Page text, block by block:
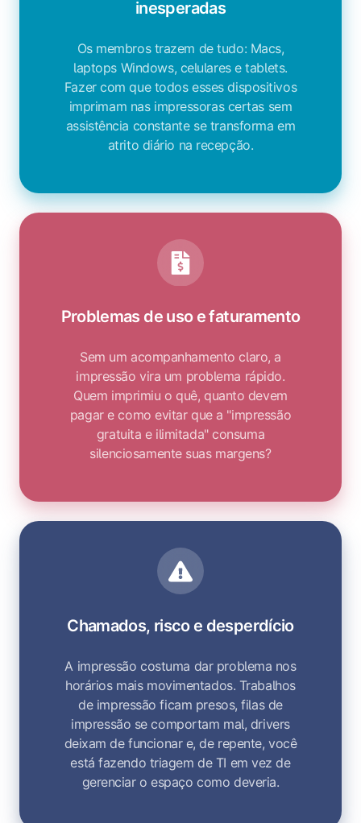
inesperadas
Os membros trazem de tudo: Macs,
laptops Windows, celulares e tablets.
Fazer com que todos esses dispositivos
imprimam nas impressoras certas sem
assistência constante se transforma em
atrito diário na recepção.
Problemas de uso e faturamento
Sem um acompanhamento claro, a
impressão vira um problema rápido.
Quem imprimiu o quê, quanto devem
pagar e como evitar que a "impressão
gratuita e ilimitada" consuma
silenciosamente suas margens?
Chamados, risco e desperdício
A impressão costuma dar problema nos
horários mais movimentados. Trabalhos
de impressão ficam presos, filas de
impressão se comportam mal, drivers
deixam de funcionar e, de repente, você
está fazendo triagem de TI em vez de
gerenciar o espaço como deveria.